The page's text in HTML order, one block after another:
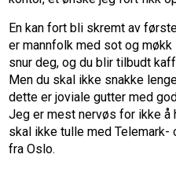
En kan fort bli skremt av
er mannfolk med sot og
snur deg, og du blir tilbudt
Men du skal ikke snakke
dette er joviale gutter med
Jeg er mest nervøs for ikke å
skal ikke tulle med Telemark-
fra Oslo.